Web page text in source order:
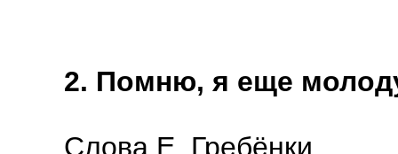
2. Помню, я еще
Слова Е. Гребёнки